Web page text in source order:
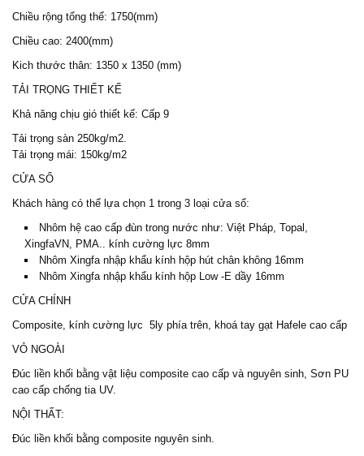
Chiều rộng tổng thể: 1750(mm)
Chiều cao: 2400(mm)
Kich thước thân: 1350 x 1350 (mm)
TẢI TRỌNG THIẾT KẾ
Khả năng chịu gió thiết kế: Cấp 9
Tải trọng sàn 250kg/m2.
Tải trọng mái: 150kg/m2
CỬA SỔ
Khách hàng có thể lựa chọn 1 trong 3 loại cửa sổ:
Nhôm hệ cao cấp đùn trong nước như: Việt Pháp, Topal,
XingfaVN, PMA.. kính cường lực 8mm
Nhôm Xingfa nhập khẩu kính hộp hút chân không 16mm
Nhôm Xingfa nhập khẩu kính hộp Low -E dầy 16mm
CỬA CHÍNH
Composite, kính cường lực 5ly phía trên, khoá tay gạt Hafele cao cấp
VỎ NGOÀI
Đúc liền khối bằng vật liệu composite cao cấp và nguyên sinh, Sơn PU
cao cấp chống tia UV.
NỘI THẤT:
Đúc liền khối bằng composite nguyên sinh.